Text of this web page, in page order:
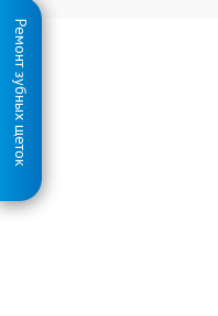
Ремонт зубных щеток